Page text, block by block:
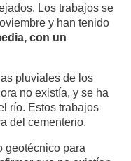
Los trabajos se
y han tenido
con un
pluviales de los
no existía, y se ha
río. Estos trabajos
del cementerio.
geotécnico para